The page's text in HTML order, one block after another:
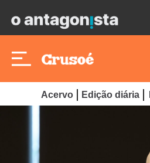
Acervo Edição diária